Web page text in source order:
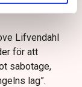
Lifvendahl
för att
sabotage,
lag”.